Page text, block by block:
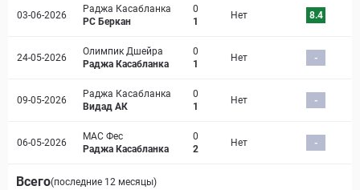
03-06-2026
Раджа Касабланка
РС Беркан
0
1
Нет 8.4
24-05-2026
Олимпик Дшейра
Раджа Касабланка
0
1
Нет -
09-05-2026
Раджа Касабланка
Видад АК
0
1
Нет -
06-05-2026
МАС Фес
Раджа Касабланка
0
2
Нет -
Всего(последние 12 месяцы)